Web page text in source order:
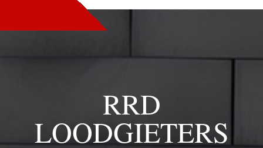
RRD
LOODGIETERS